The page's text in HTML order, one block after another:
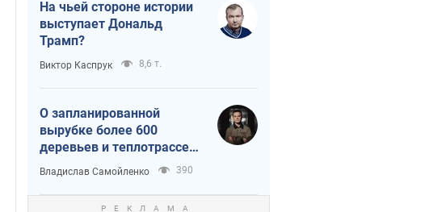
На чьей стороне истории
выступает Дональд
Трамп?
Виктор Каспрук 8,6 т.
О запланированной
вырубке более 600
деревьев и теплотрассе:
что происходит на
Теремках в Киеве
Владислав Самойленко 390